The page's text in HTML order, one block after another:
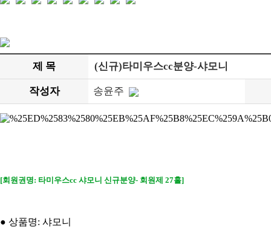
제 목 (신규)타미우스cc분양-샤모니
작성자 송윤주
[회원권명: 타미우스cc 샤모니 신규분양- 회원제 27홀]
● 상품명: 샤모니